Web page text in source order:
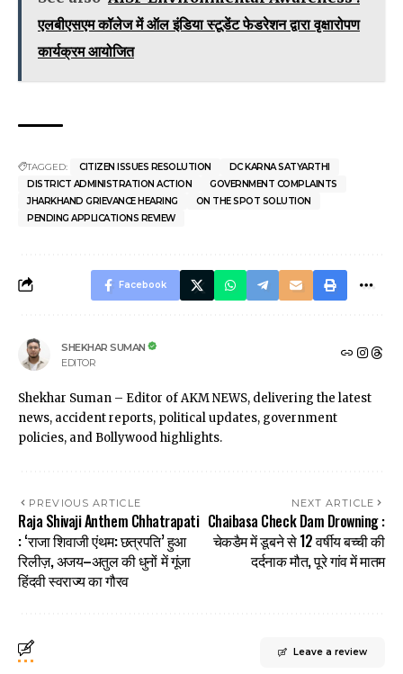
एलबीएसएम कॉलेज में ऑल इंडिया स्टूडेंट फेडरेशन द्वारा वृक्षारोपण
कार्यक्रम आयोजित
TAGGED: CITIZEN ISSUES RESOLUTION
DC KARNA SATYARTHI
DISTRICT ADMINISTRATION ACTION
GOVERNMENT COMPLAINTS
JHARKHAND GRIEVANCE HEARING
ON THE SPOT SOLUTION
PENDING APPLICATIONS REVIEW
Facebook
SHEKHAR SUMAN
EDITOR
Shekhar Suman – Editor of AKM NEWS, delivering the latest
news, accident reports, political updates, government
policies, and Bollywood highlights.
PREVIOUS ARTICLE
Raja Shivaji Anthem Chhatrapati
: ‘राजा शिवाजी एंथम: छत्रपति’ हुआ
रिलीज़, अजय–अतुल की धुनों में गूंजा
हिंदवी स्वराज्य का गौरव
NEXT ARTICLE
Chaibasa Check Dam Drowning :
चेकडैम में डूबने से 12 वर्षीय बच्ची की
दर्दनाक मौत, पूरे गांव में मातम
Leave a review